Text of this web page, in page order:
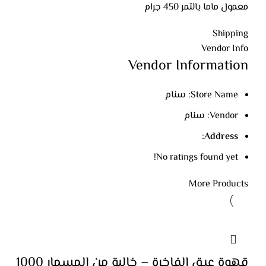
معمول ماما بالتمر 450 جرام
Shipping
Vendor Info
Vendor Information
Store Name: سنام
Vendor: سنام
Address:
No ratings found yet!
More Products